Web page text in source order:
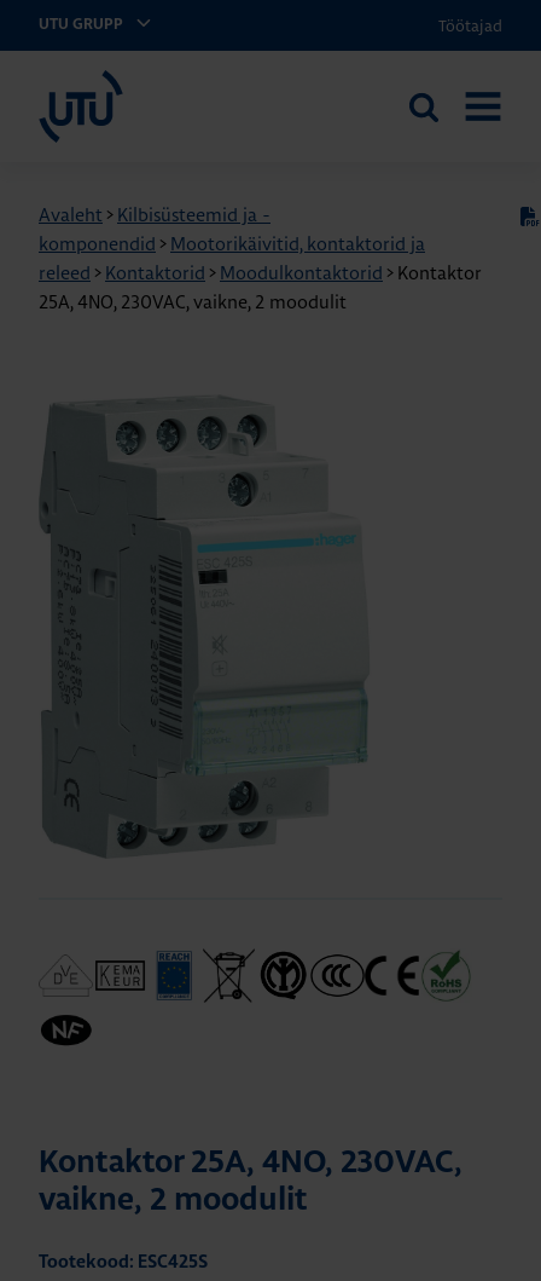
UTU GRUPP Töötajad
Otsi
Avaleht > Kilbisüsteemid ja -
komponendid > Mootorikäivitid, kontaktorid ja
releed > Kontaktorid > Moodulkontaktorid > Kontaktor
25A, 4NO, 230VAC, vaikne, 2 moodulit
Kontaktor 25A, 4NO, 230VAC,
vaikne, 2 moodulit
Tootekood: ESC425S